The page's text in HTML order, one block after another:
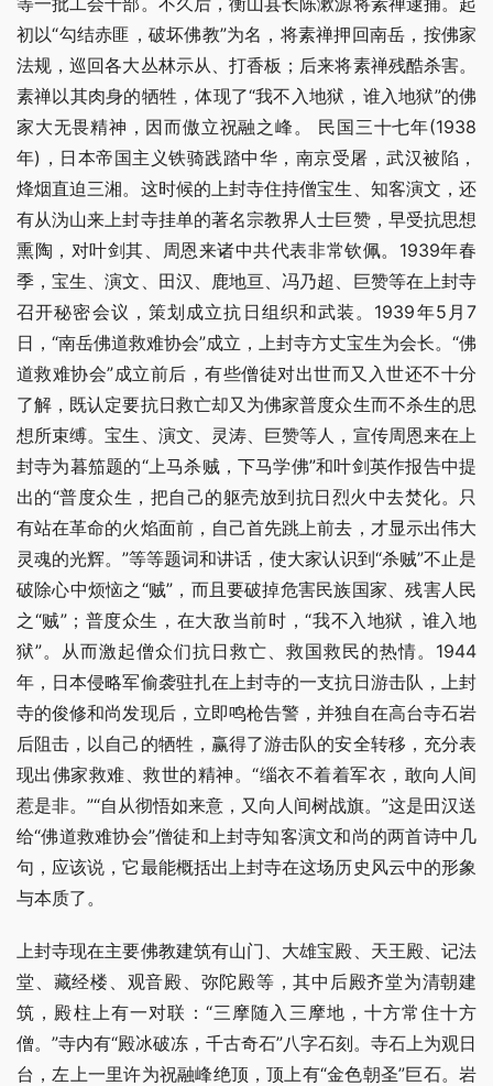
初以“勾结赤匪，破坏佛教”为名，将素禅押回南岳，按佛家
法规，巡回各大丛林示从、打香板；后来将素禅残酷杀害。
素禅以其肉身的牺牲，体现了“我不入地狱，谁入地狱”的佛
家大无畏精神，因而傲立祝融之峰。 民国三十七年(1938
年)，日本帝国主义铁骑践踏中华，南京受屠，武汉被陷，
烽烟直迫三湘。这时候的上封寺住持僧宝生、知客演文，还
有从沩山来上封寺挂单的著名宗教界人士巨赞，早受抗思想
熏陶，对叶剑其、周恩来诸中共代表非常钦佩。1939年春
季，宝生、演文、田汉、鹿地亘、冯乃超、巨赞等在上封寺
召开秘密会议，策划成立抗日组织和武装。1939年5月7
日，“南岳佛道救难协会”成立，上封寺方丈宝生为会长。“佛
道救难协会”成立前后，有些僧徒对出世而又入世还不十分
了解，既认定要抗日救亡却又为佛家普度众生而不杀生的思
想所束缚。宝生、演文、灵涛、巨赞等人，宣传周恩来在上
封寺为暮笳题的“上马杀贼，下马学佛”和叶剑英作报告中提
出的“普度众生，把自己的躯壳放到抗日烈火中去焚化。只
有站在革命的火焰面前，自己首先跳上前去，才显示出伟大
灵魂的光辉。”等等题词和讲话，使大家认识到“杀贼”不止是
破除心中烦恼之“贼”，而且要破掉危害民族国家、残害人民
之“贼”；普度众生，在大敌当前时，“我不入地狱，谁入地
狱”。从而激起僧众们抗日救亡、救国救民的热情。1944
年，日本侵略军偷袭驻扎在上封寺的一支抗日游击队，上封
寺的俊修和尚发现后，立即鸣枪告警，并独自在高台寺石岩
后阻击，以自己的牺牲，赢得了游击队的安全转移，充分表
现出佛家救难、救世的精神。“缁衣不着着军衣，敢向人间
惹是非。”“自从彻悟如来意，又向人间树战旗。”这是田汉送
给“佛道救难协会”僧徒和上封寺知客演文和尚的两首诗中几
句，应该说，它最能概括出上封寺在这场历史风云中的形象
与本质了。
上封寺现在主要佛教建筑有山门、大雄宝殿、天王殿、记法
堂、藏经楼、观音殿、弥陀殿等，其中后殿齐堂为清朝建
筑，殿柱上有一对联：“三摩随入三摩地，十方常住十方
僧。”寺内有“殿冰破冻，千古奇石”八字石刻。寺石上为观日
台，左上一里许为祝融峰绝顶，顶上有“金色朝圣”巨石。岩